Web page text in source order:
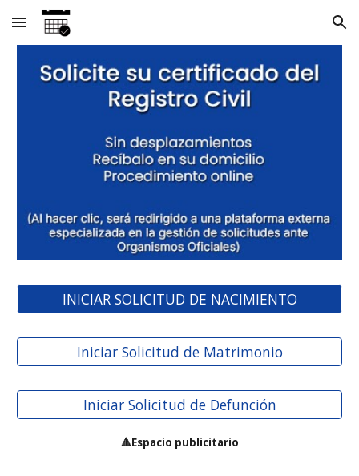
Skip to main content Skip to navigation
INICIAR SOLICITUD DE NACIMIENTO
Iniciar Solicitud de Matrimonio
Iniciar Solicitud de Defunción
🔺Espacio publicitario